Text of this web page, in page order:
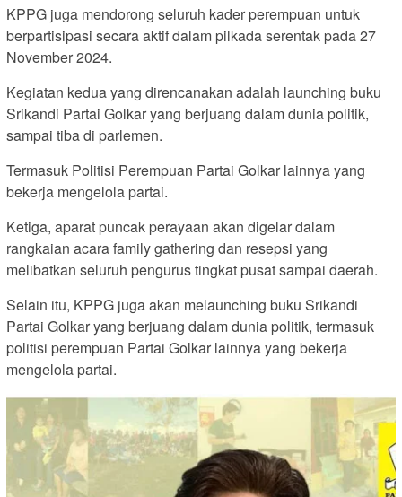
KPPG juga mendorong seluruh kader perempuan untuk
berpartisipasi secara aktif dalam pilkada serentak pada 27
November 2024.
Kegiatan kedua yang direncanakan adalah launching buku
Srikandi Partai Golkar yang berjuang dalam dunia politik,
sampai tiba di parlemen.
Termasuk Politisi Perempuan Partai Golkar lainnya yang
bekerja mengelola partai.
Ketiga, aparat puncak perayaan akan digelar dalam
rangkaian acara family gathering dan resepsi yang
melibatkan seluruh pengurus tingkat pusat sampai daerah.
Selain itu, KPPG juga akan melaunching buku Srikandi
Partai Golkar yang berjuang dalam dunia politik, termasuk
politisi perempuan Partai Golkar lainnya yang bekerja
mengelola partai.